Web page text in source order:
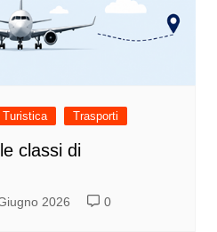
Turistica Trasporti
classi di
2026 0